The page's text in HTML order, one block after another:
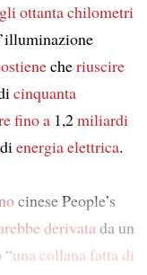
ottanta chilometri
cheriuscire
cinquanta
fino a1,2miliardi
energia elettrica.
cinese People’s
derivatada un
“una collana fatta di